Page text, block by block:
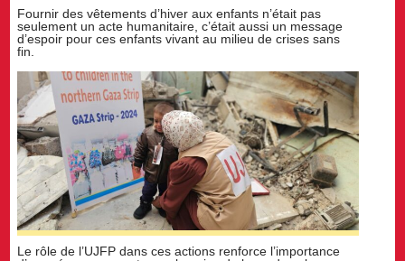
Fournir des vêtements d’hiver aux enfants n’était pas
seulement un acte humanitaire, c’était aussi un message
d’espoir pour ces enfants vivant au milieu de crises sans
fin.
Le rôle de l’UJFP dans ces actions renforce l’importance